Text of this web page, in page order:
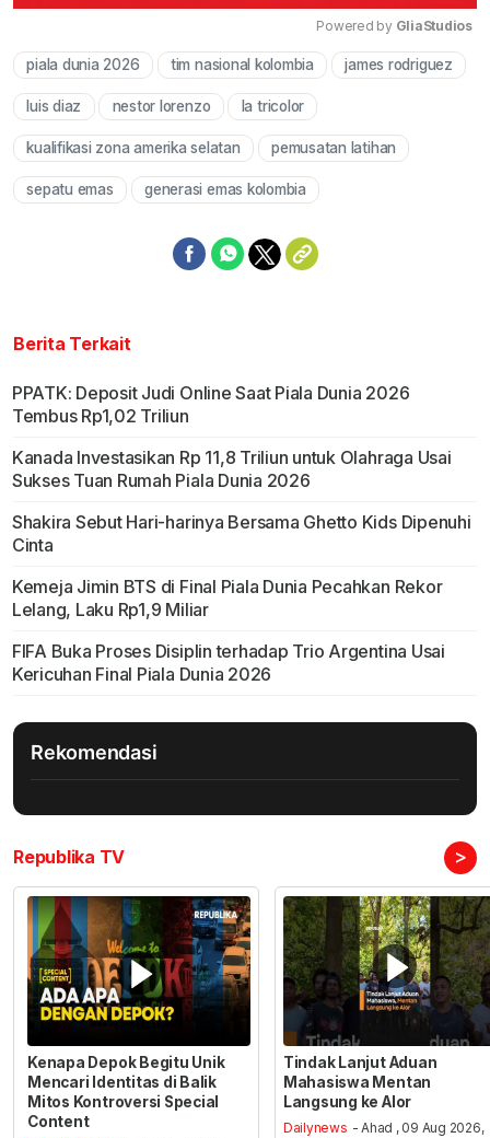
Mute
Powered by GliaStudios
piala dunia 2026 tim nasional kolombia james rodriguez
luis diaz nestor lorenzo la tricolor
kualifikasi zona amerika selatan pemusatan latihan
sepatu emas generasi emas kolombia
Berita Terkait
PPATK: Deposit Judi Online Saat Piala Dunia 2026
Tembus Rp1,02 Triliun
Kanada Investasikan Rp 11,8 Triliun untuk Olahraga Usai
Sukses Tuan Rumah Piala Dunia 2026
Shakira Sebut Hari-harinya Bersama Ghetto Kids Dipenuhi
Cinta
Kemeja Jimin BTS di Final Piala Dunia Pecahkan Rekor
Lelang, Laku Rp1,9 Miliar
FIFA Buka Proses Disiplin terhadap Trio Argentina Usai
Kericuhan Final Piala Dunia 2026
Rekomendasi
Republika TV >
Kenapa Depok Begitu Unik
Mencari Identitas di Balik
Mitos Kontroversi Special
Content
Tindak Lanjut Aduan
Mahasiswa Mentan
Langsung ke Alor
Dailynews - Ahad , 09 Aug 2026,